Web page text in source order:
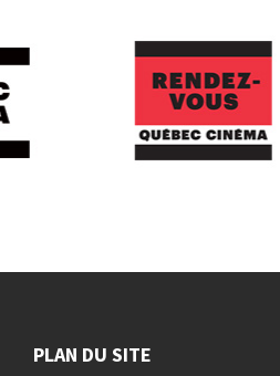
PLAN DU SITE